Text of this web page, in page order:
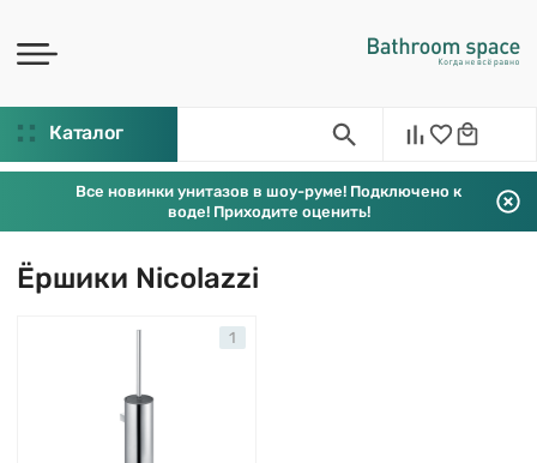
Каталог
Все новинки унитазов в шоу-руме! Подключено к
воде! Приходите оценить!
Ёршики Nicolazzi
1